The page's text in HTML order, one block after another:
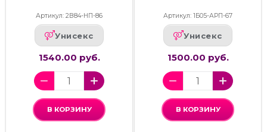
Артикул: 2В84-НП-86
Унисекс
1540.00 руб.
В КОРЗИНУ
Артикул: 1Б05-АРП-67
Унисекс
1500.00 руб.
В КОРЗИНУ